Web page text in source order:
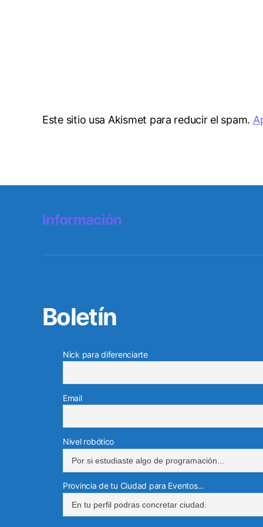
Este sitio usa Akismet para reducir el spam.
Información
Boletín
Nick para diferenciarte
Email
Nivel robótico
Provincia de tu Ciudad para Eventos...